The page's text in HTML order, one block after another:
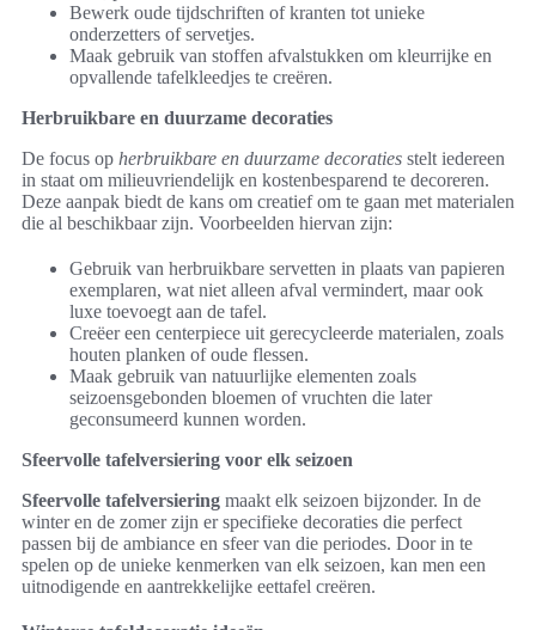
Bewerk oude tijdschriften of kranten tot unieke
onderzetters of servetjes.
Maak gebruik van stoffen afvalstukken om kleurrijke en
opvallende tafelkleedjes te creëren.
Herbruikbare en duurzame decoraties
De focus op herbruikbare en duurzame decoraties stelt iedereen
in staat om milieuvriendelijk en kostenbesparend te decoreren.
Deze aanpak biedt de kans om creatief om te gaan met materialen
die al beschikbaar zijn. Voorbeelden hiervan zijn:
Gebruik van herbruikbare servetten in plaats van papieren
exemplaren, wat niet alleen afval vermindert, maar ook
luxe toevoegt aan de tafel.
Creëer een centerpiece uit gerecycleerde materialen, zoals
houten planken of oude flessen.
Maak gebruik van natuurlijke elementen zoals
seizoensgebonden bloemen of vruchten die later
geconsumeerd kunnen worden.
Sfeervolle tafelversiering voor elk seizoen
Sfeervolle tafelversiering maakt elk seizoen bijzonder. In de
winter en de zomer zijn er specifieke decoraties die perfect
passen bij de ambiance en sfeer van die periodes. Door in te
spelen op de unieke kenmerken van elk seizoen, kan men een
uitnodigende en aantrekkelijke eettafel creëren.